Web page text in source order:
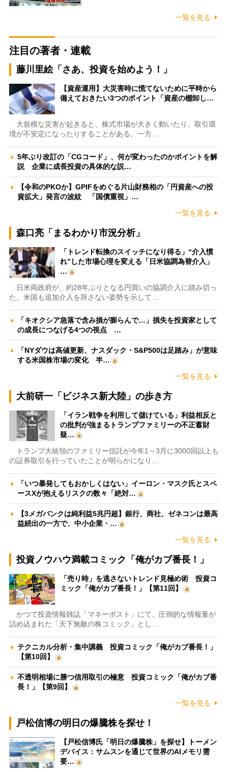
一覧を見る
注目の著者・連載
藤川里絵「さあ、投資を始めよう！」
【資産運用】大災害時に慌てないために平時から
備えておきたい3つのポイント「資産の棚卸し…
大規模な災害が起きると、株式市場が大きく動いたり、取引環
境が不安定になったりすることがある。一方…
5年ぶり改訂の「CGコード」、何が変わったのかポイントを解
説 企業に成長投資の具体的な説…
【令和のPKOか】GPIFをめぐる片山財務相の「円資産への投
資拡大」発言の波紋 「国債重視」…
一覧を見る
森口亮「まるわかり市況分析」
「トレンド転換のスイッチになり得る」“介入慣
れ”した市場心理を変える「日米協調為替介入」
…
日米両政府が、約28年ぶりとなる円買いの協調介入に踏み切っ
た。米国も追加介入を辞さない姿勢を示して…
「キオクシア急落で含み損が膨らんで…」損失を投資家として
の成長につなげる4つの視点 …
「NYダウは高値更新、ナスダック・S&P500は足踏み」が意味
する米国株市場の変化 半…
一覧を見る
大前研一「ビジネス新大陸」の歩き方
「イラン戦争を利用して儲けている」利益相反と
の批判が強まるトランプファミリーの不正蓄財
疑…
トランプ大統領のファミリー信託が今年1～3月に3000回以上も
の証券取引を行っていたことが明らかになり…
「いつ暴発してもおかしくはない」イーロン・マスク氏とスペ
ースXが抱えるリスクの数々「絶対…
【3メガバンクは純利益5兆円超】銀行、商社、ゼネコンは最高
益続出の一方で、中小企業・…
一覧を見る
投資ノウハウ満載コミック「俺がカブ番長！」
「売り時」を逃さないトレンド見極め術 投資コ
ミック「俺がカブ番長！」【第11回】
かつて投資情報雑誌「マネーポスト」にて、圧倒的な情報量が
詰め込まれた「天下無敵の株コミック」とし…
テクニカル分析・集中講義 投資コミック「俺がカブ番長！」
【第10回】
不透明相場に勝つ信用取引の極意 投資コミック「俺がカブ番
長！」【第9回】
一覧を見る
戸松信博の明日の爆騰株を探せ！
【戸松信博氏「明日の爆騰株」を探せ】トーメン
デバイス：サムスンを通じて世界のAIメモリ需
要…